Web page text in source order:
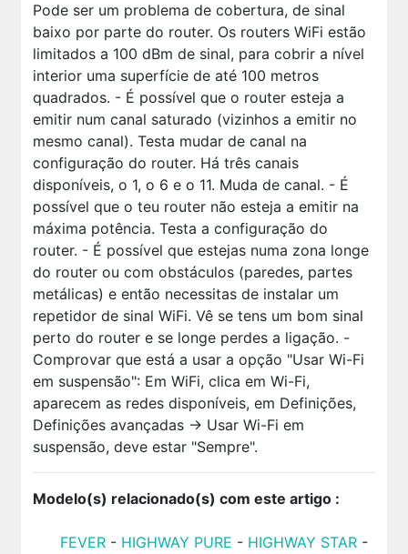
Pode ser um problema de cobertura, de sinal
baixo por parte do router. Os routers WiFi estão
limitados a 100 dBm de sinal, para cobrir a nível
interior uma superfície de até 100 metros
quadrados. - É possível que o router esteja a
emitir num canal saturado (vizinhos a emitir no
mesmo canal). Testa mudar de canal na
configuração do router. Há três canais
disponíveis, o 1, o 6 e o 11. Muda de canal. - É
possível que o teu router não esteja a emitir na
máxima potência. Testa a configuração do
router. - É possível que estejas numa zona longe
do router ou com obstáculos (paredes, partes
metálicas) e então necessitas de instalar um
repetidor de sinal WiFi. Vê se tens um bom sinal
perto do router e se longe perdes a ligação. -
Comprovar que está a usar a opção "Usar Wi-Fi
em suspensão": Em WiFi, clica em Wi-Fi,
aparecem as redes disponíveis, em Definições,
Definições avançadas -> Usar Wi-Fi em
suspensão, deve estar "Sempre".
Modelo(s) relacionado(s) com este artigo :
FEVER - HIGHWAY PURE - HIGHWAY STAR -